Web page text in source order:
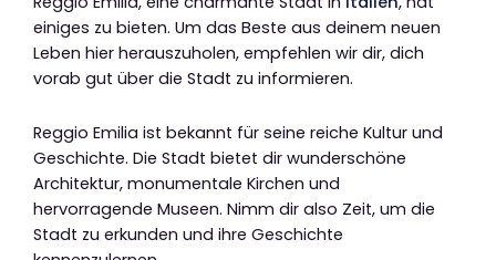
einiges zu bieten. Um das Beste aus deinem neuen
Leben hier herauszuholen, empfehlen wir dir, dich
vorab gut über die Stadt zu informieren.
Reggio Emilia ist bekannt für seine reiche Kultur und
Geschichte. Die Stadt bietet dir wunderschöne
Architektur, monumentale Kirchen und
hervorragende Museen. Nimm dir also Zeit, um die
Stadt zu erkunden und ihre Geschichte